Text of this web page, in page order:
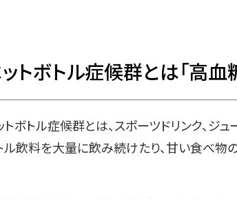
トボトル症候群とは「高血
トボトル症候群とは、スポーツドリンク、ジ
ル飲料を大量に飲み続けたり、甘い食べ物